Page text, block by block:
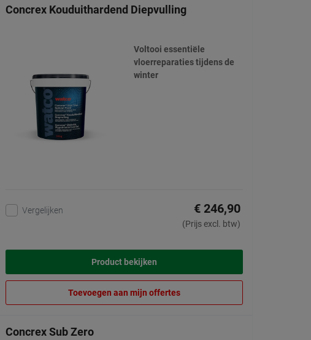
Concrex Kouduithardend Diepvulling
Voltooi essentiële
vloerreparaties tijdens de
winter
Vergelijken € 246,90
(Prijs excl. btw)
Product bekijken
Toevoegen aan mijn offertes
Concrex Sub Zero